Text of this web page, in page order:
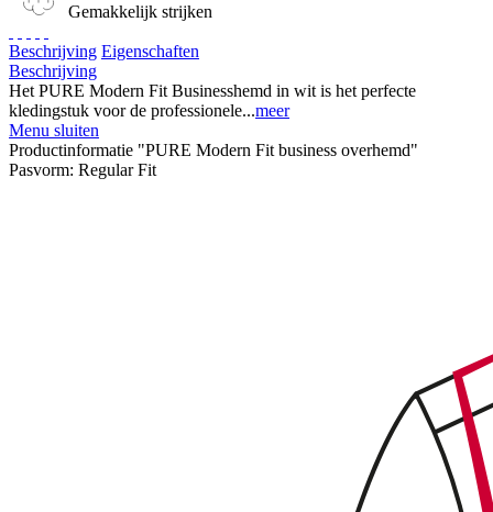
Gemakkelijk strijken
Beschrijving Eigenschaften
Beschrijving
Het PURE Modern Fit Businesshemd in wit is het perfecte
kledingstuk voor de professionele...meer
Menu sluiten
Productinformatie "PURE Modern Fit business overhemd"
Pasvorm: Regular Fit